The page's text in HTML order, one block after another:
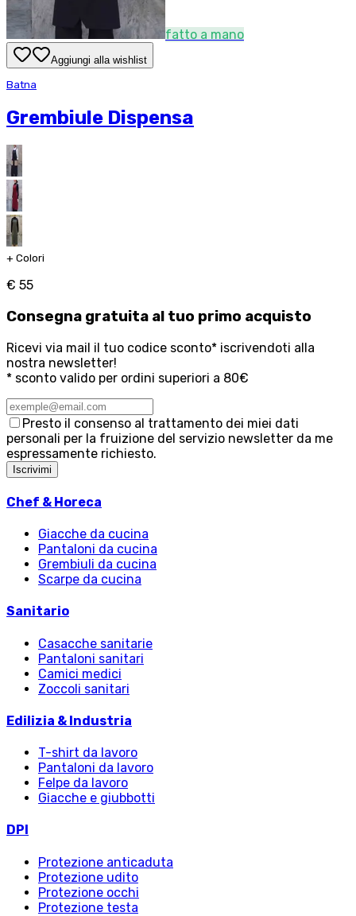
fatto a mano
Aggiungi alla wishlist
Batna
Grembiule Dispensa
+ Colori
€ 55
Consegna gratuita al tuo primo acquisto
Ricevi via mail il tuo codice sconto* iscrivendoti alla
nostra newsletter!
* sconto valido per ordini superiori a 80€
Presto il consenso al trattamento dei miei dati
personali per la fruizione del servizio newsletter da me
espressamente richiesto.
Iscrivimi
Chef & Horeca
Giacche da cucina
Pantaloni da cucina
Grembiuli da cucina
Scarpe da cucina
Sanitario
Casacche sanitarie
Pantaloni sanitari
Camici medici
Zoccoli sanitari
Edilizia & Industria
T-shirt da lavoro
Pantaloni da lavoro
Felpe da lavoro
Giacche e giubbotti
DPI
Protezione anticaduta
Protezione udito
Protezione occhi
Protezione testa